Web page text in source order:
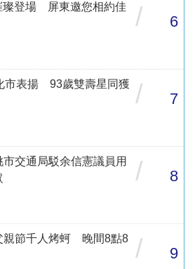
璨登場 屏東邀您相約佳
/ 6
市表揚 93歲雙壽星同獲 / 7
交通局駁余信憲議員用
/ 8
親節千人烤蚵 晚間8點8
/ 9